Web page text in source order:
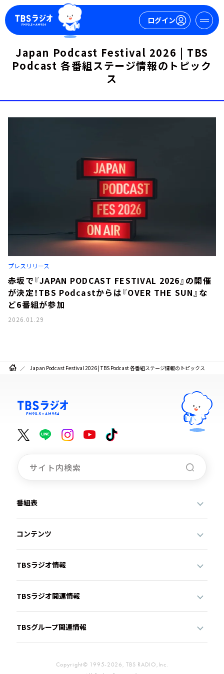
ログイン
マイページ
今日の番組表
TBS Podcast
お知らせ
イベント・グッズ
YouTube
会社情報
Japan Podcast Festival 2026 | TBS
Podcast 各番組ステージ情報のトピック
ス
プレスリリース
赤坂で『JAPAN PODCAST FESTIVAL 2026』の開催
が決定！TBS Podcastからは『OVER THE SUN』な
ど6番組が参加
2026.01.29
Japan Podcast Festival 2026 | TBS Podcast 各番組ステージ情報のトピックス
番組表
コンテンツ
TBSラジオ情報
TBSラジオ関連情報
TBSグループ関連情報
Copyright© 1995-2026, TBS RADIO,Inc.